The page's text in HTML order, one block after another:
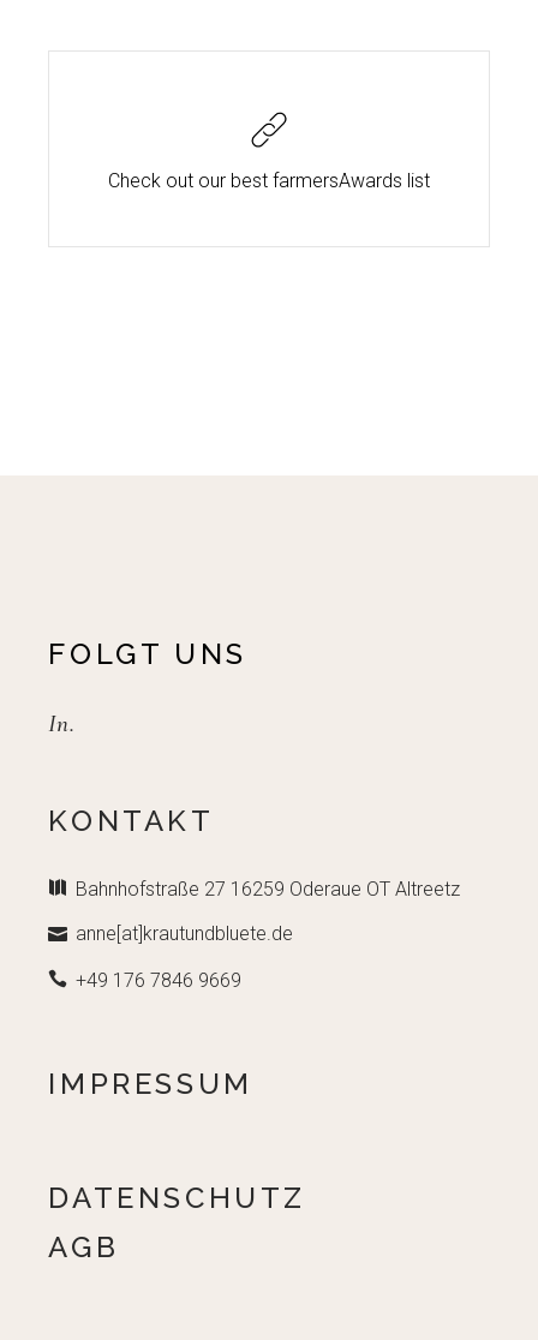
Check out our best farmersAwards list
FOLGT UNS
In.
KONTAKT
Bahnhofstraße 27 16259 Oderaue OT Altreetz
anne[at]krautundbluete.de
+49 176 7846 9669
IMPRESSUM
DATENSCHUTZ
AGB